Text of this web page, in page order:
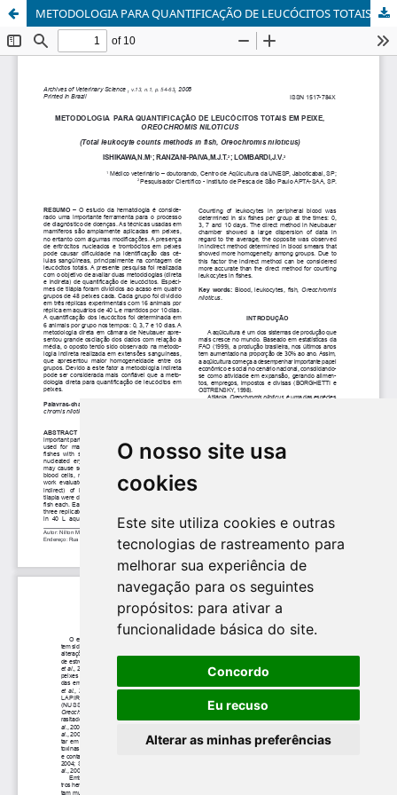
O nosso site usa
cookies
Este site utiliza cookies e outras
tecnologias de rastreamento para
melhorar sua experiência de
navegação para os seguintes
propósitos: para ativar a
funcionalidade básica do site.
Concordo
Eu recuso
Alterar as minhas preferências
METODOLOGIA PARA QUANTIFICAÇÃO DE LEUCÓCITOS TOTAIS EM PEIXE, <i>OREOCHROMIS NILOTICUS</i>